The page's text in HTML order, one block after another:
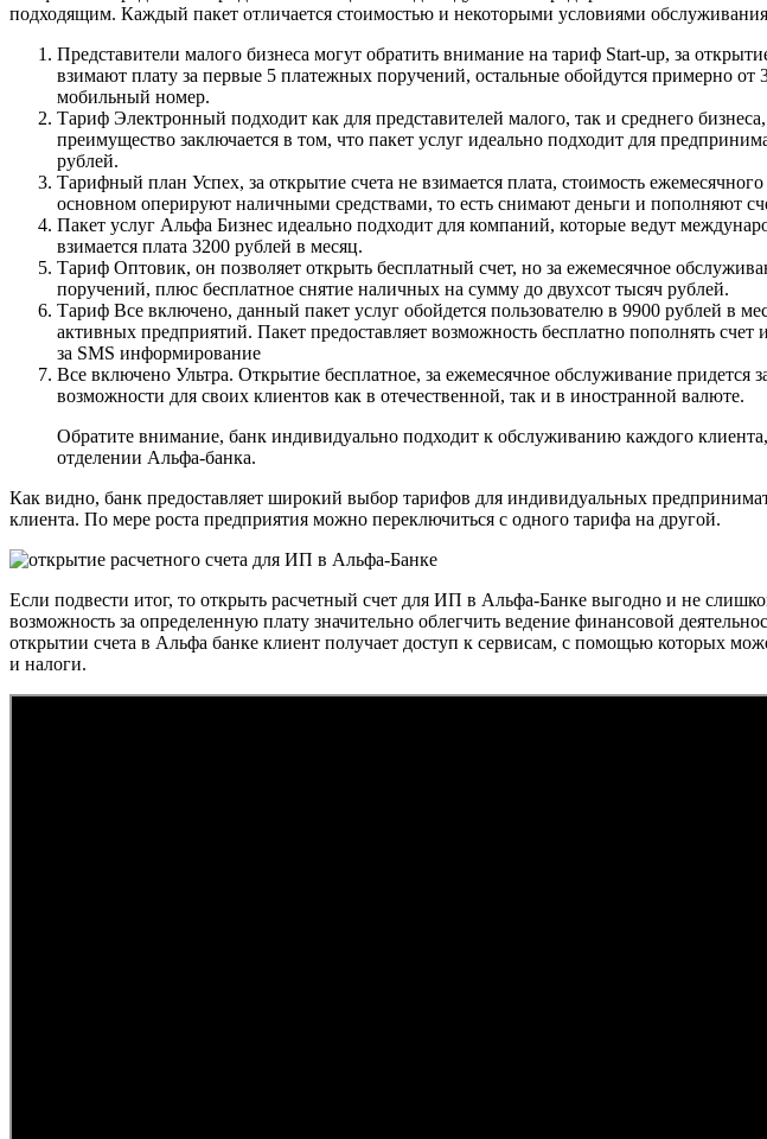
подходящим. Каждый пакет отличается стоимостью и некоторыми условиями
Представители малого бизнеса могут обратить внимание на тариф Start-up, за
взимают плату за первые 5 платежных поручений, остальные обойдутся примерно от
мобильный номер.
Тариф Электронный подходит как для представителей малого, так и среднего
преимущество заключается в том, что пакет услуг идеально подходит для
рублей.
Тарифный план Успех, за открытие счета не взимается плата, стоимость
основном оперируют наличными средствами, то есть снимают деньги и пополняют
Пакет услуг Альфа Бизнес идеально подходит для компаний, которые ведут
взимается плата 3200 рублей в месяц.
Тариф Оптовик, он позволяет открыть бесплатный счет, но за ежемесячное
поручений, плюс бесплатное снятие наличных на сумму до двухсот тысяч рублей.
Тариф Все включено, данный пакет услуг обойдется пользователю в 9900 рублей в
активных предприятий. Пакет предоставляет возможность бесплатно пополнять
за SMS информирование
Все включено Ультра. Открытие бесплатное, за ежемесячное обслуживание придется
возможности для своих клиентов как в отечественной, так и в иностранной валюте.
Обратите внимание, банк индивидуально подходит к обслуживанию каждого
отделении Альфа-банка.
Как видно, банк предоставляет широкий выбор тарифов для индивидуальных
клиента. По мере роста предприятия можно переключиться с одного тарифа на другой.
Если подвести итог, то открыть расчетный счет для ИП в Альфа-Банке выгодно и не
возможность за определенную плату значительно облегчить ведение финансовой
открытии счета в Альфа банке клиент получает доступ к сервисам, с помощью которых
и налоги.